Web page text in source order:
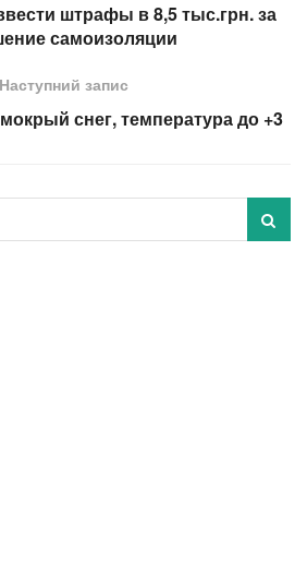
штрафы в 8,5 тыс.грн. за
самоизоляции
Наступний запис
снег, температура до +3